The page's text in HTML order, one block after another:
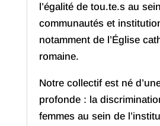
l’égalité de tou.te.s au
communautés et
notamment de l’Église
romaine.
Notre collectif est né
profonde : la
femmes au sein de